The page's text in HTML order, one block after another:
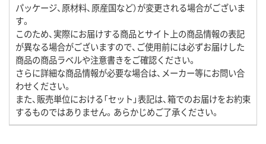
パッケージ、原材料、原産国など）が変更される場合がございま
す。
このため、実際にお届けする商品とサイト上の商品情報の表記
が異なる場合がございますので、ご使用前には必ずお届けした
商品の商品ラベルや注意書きをご確認ください。
さらに詳細な商品情報が必要な場合は、メーカー等にお問い合
わせください。
また、販売単位における「セット」表記は、箱でのお届けをお約束
するものではありません。あらかじめご了承ください。